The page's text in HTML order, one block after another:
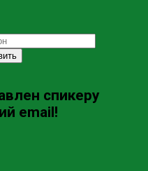
спикеру
email!